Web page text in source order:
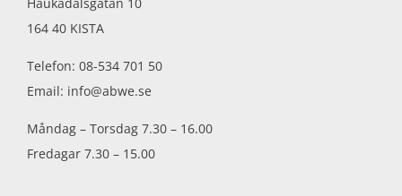
Haukadalsgatan 10
164 40 KISTA
Telefon: 08-534 701 50
Email: info@abwe.se
Måndag – Torsdag 7.30 – 16.00
Fredagar 7.30 – 15.00